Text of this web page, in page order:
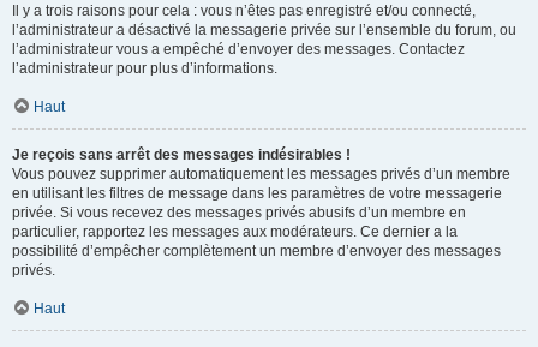
Il y a trois raisons pour cela : vous n’êtes pas enregistré et/ou connecté,
l’administrateur a désactivé la messagerie privée sur l’ensemble du forum, ou
l’administrateur vous a empêché d’envoyer des messages. Contactez
l’administrateur pour plus d’informations.
Haut
Je reçois sans arrêt des messages indésirables !
Vous pouvez supprimer automatiquement les messages privés d’un membre
en utilisant les filtres de message dans les paramètres de votre messagerie
privée. Si vous recevez des messages privés abusifs d’un membre en
particulier, rapportez les messages aux modérateurs. Ce dernier a la
possibilité d’empêcher complètement un membre d’envoyer des messages
privés.
Haut